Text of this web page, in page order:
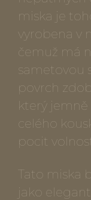
miska je
vyrobena v
čemuž má
sametovou
povrch
který
celého
pocit
Tato miska
jako